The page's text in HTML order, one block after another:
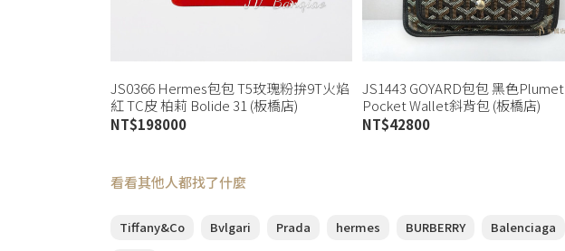
JS0366 Hermes包包 T5玫瑰粉拚9T火焰
紅 TC皮 柏莉 Bolide 31 (板橋店)
NT$198000
JS1443 GOYARD包包 黑色Plumet
Pocket Wallet斜背包 (板橋店)
NT$42800
看看其他人都找了什麼
Tiffany&Co Bvlgari Prada hermes BURBERRY Balenciaga